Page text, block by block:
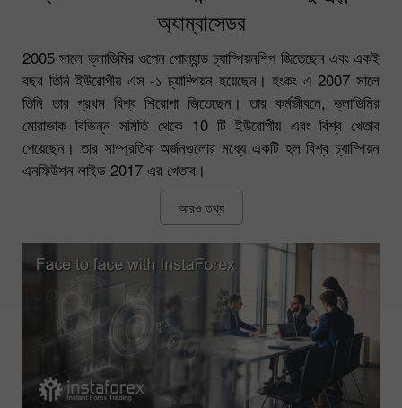
অ্যাম্বাসেডর
2005 সালে ভ্লাডিমির ওপেন পোল্যান্ড চ্যাম্পিয়নশিপ জিতেছেন এবং একই
বছর তিনি ইউরোপীয় এস -১ চ্যাম্পিয়ন হয়েছেন। হংকং এ 2007 সালে
তিনি তার প্রথম বিশ্ব শিরোপা জিতেছেন। তার কর্মজীবনে, ভ্লাডিমির
মোরাভাক বিভিন্ন সমিতি থেকে 10 টি ইউরোপীয় এবং বিশ্ব খেতাব
পেয়েছেন। তার সাম্প্রতিক অর্জনগুলোর মধ্যে একটি হল বিশ্ব চ্যাম্পিয়ন
এনফিউশন লাইভ 2017 এর খেতাব।
আরও তথ্য